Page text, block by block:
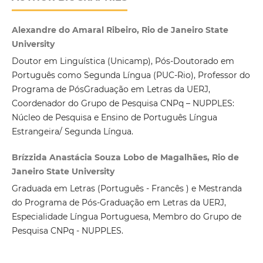
Alexandre do Amaral Ribeiro, Rio de Janeiro State
University
Doutor em Linguística (Unicamp), Pós-Doutorado em
Português como Segunda Língua (PUC-Rio), Professor do
Programa de PósGraduação em Letras da UERJ,
Coordenador do Grupo de Pesquisa CNPq – NUPPLES:
Núcleo de Pesquisa e Ensino de Português Língua
Estrangeira/ Segunda Língua.
Brízzida Anastácia Souza Lobo de Magalhães, Rio de
Janeiro State University
Graduada em Letras (Português - Francês ) e Mestranda
do Programa de Pós-Graduação em Letras da UERJ,
Especialidade Língua Portuguesa, Membro do Grupo de
Pesquisa CNPq - NUPPLES.